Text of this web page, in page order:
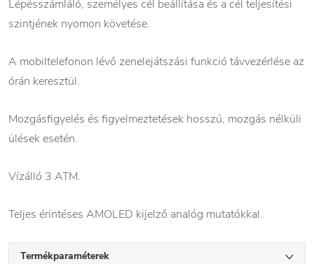
Lépésszámláló, személyes cél beállítása és a cél teljesítési
szintjének nyomon követése.
A mobiltelefonon lévő zenelejátszási funkció távvezérlése az
órán keresztül.
Mozgásfigyelés és figyelmeztetések hosszú, mozgás nélküli
ülések esetén.
Vízálló 3 ATM.
Teljes érintéses AMOLED kijelző analóg mutatókkal.
Termékparaméterek